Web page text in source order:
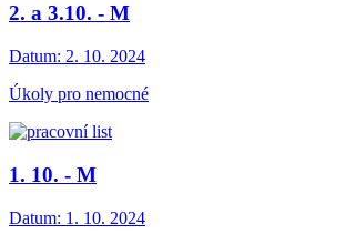
2. a 3.10. - M
Datum: 2. 10. 2024
Úkoly pro nemocné
1. 10. - M
Datum: 1. 10. 2024